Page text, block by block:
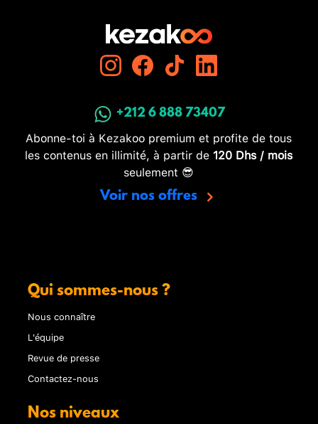
+212 6 888 73407
Abonne-toi à Kezakoo premium et profite de tous
les contenus en illimité, à partir de 120 Dhs / mois
seulement 😎
Voir nos offres
Qui sommes-nous ?
Nous connaître
L'équipe
Revue de presse
Contactez-nous
Nos niveaux